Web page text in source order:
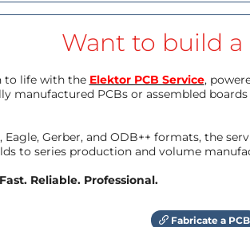
Want to build a
to life with the Elektor PCB Service,
manufactured PCBs or assembled
Eagle, Gerber, and ODB++ formats, the
to series production and volume
Reliable. Professional.
Fabricate a PCB